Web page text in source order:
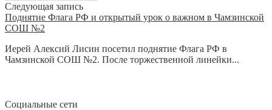
Следующая запись
Поднятие Флага РФ и открытый урок о важном в Чамзинской
СОШ №2
Иерей Алексий Лисин посетил поднятие Флага РФ в
Чамзинской СОШ №2. После торжественной линейки...
Социальные сети